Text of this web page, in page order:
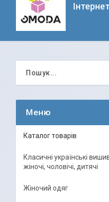
Каталог товарів
Класичні українські
жіночі, чоловічі, дитячі
Жіночий одяг